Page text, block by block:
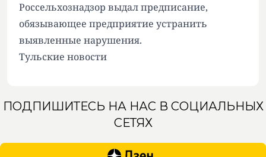
Россельхознадзор выдал предписание,
обязывающее предприятие устранить
выявленные нарушения.
Тульские новости
ПОДПИШИТЕСЬ НА НАС В СОЦИАЛЬНЫХ
СЕТЯХ